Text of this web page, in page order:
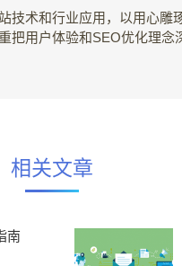
技术和行业应用，以用心雕
把用户体验和SEO优化理
相关文章
南